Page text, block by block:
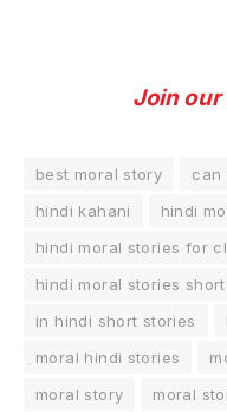
Join our
best moral story can
hindi kahani
hindi
hindi moral stories for
hindi moral stories short
in hindi short stories
moral hindi stories
moral story
moral